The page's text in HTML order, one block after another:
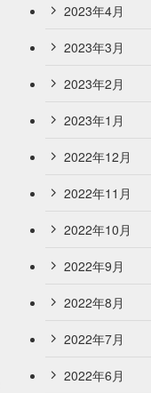
2023年4月
2023年3月
2023年2月
2023年1月
2022年12月
2022年11月
2022年10月
2022年9月
2022年8月
2022年7月
2022年6月